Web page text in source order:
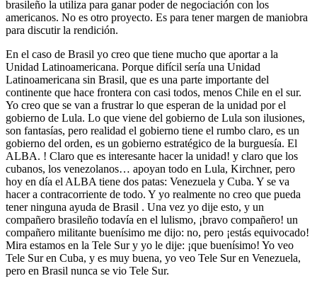
brasileño la utiliza para ganar poder de negociación con los
americanos. No es otro proyecto. Es para tener margen de maniobra
para discutir la rendición.
En el caso de Brasil yo creo que tiene mucho que aportar a la
Unidad Latinoamericana. Porque difícil sería una Unidad
Latinoamericana sin Brasil, que es una parte importante del
continente que hace frontera con casi todos, menos Chile en el sur.
Yo creo que se van a frustrar lo que esperan de la unidad por el
gobierno de Lula. Lo que viene del gobierno de Lula son ilusiones,
son fantasías, pero realidad el gobierno tiene el rumbo claro, es un
gobierno del orden, es un gobierno estratégico de la burguesía. El
ALBA. ! Claro que es interesante hacer la unidad! y claro que los
cubanos, los venezolanos… apoyan todo en Lula, Kirchner, pero
hoy en día el ALBA tiene dos patas: Venezuela y Cuba. Y se va
hacer a contracorriente de todo. Y yo realmente no creo que pueda
tener ninguna ayuda de Brasil . Una vez yo dije esto, y un
compañero brasileño todavía en el lulismo, ¡bravo compañero! un
compañero militante buenísimo me dijo: no, pero ¡estás equivocado!
Mira estamos en la Tele Sur y yo le dije: ¡que buenísimo! Yo veo
Tele Sur en Cuba, y es muy buena, yo veo Tele Sur en Venezuela,
pero en Brasil nunca se vio Tele Sur.